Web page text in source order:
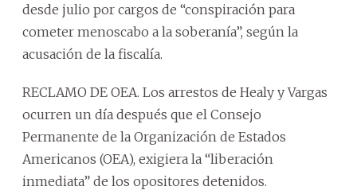
desde julio por cargos de “conspiración para
cometer menoscabo a la soberanía”, según la
acusación de la fiscalía.
RECLAMO DE OEA. Los arrestos de Healy y Vargas
ocurren un día después que el Consejo
Permanente de la Organización de Estados
Americanos (OEA), exigiera la “liberación
inmediata” de los opositores detenidos.